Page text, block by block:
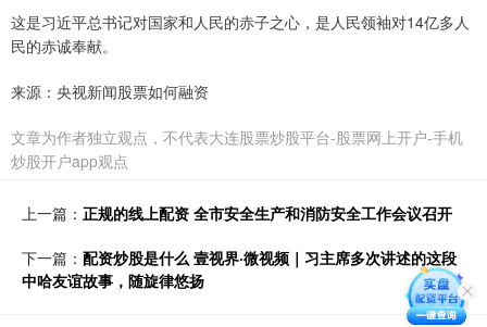
这是习近平总书记对国家和人民的赤子之心，是人民领袖对14亿多人
民的赤诚奉献。
来源：央视新闻股票如何融资
文章为作者独立观点，不代表大连股票炒股平台-股票网上开户-手机
炒股开户app观点
上一篇： 正规的线上配资 全市安全生产和消防安全工作会议召开
下一篇： 配资炒股是什么 壹视界·微视频｜习主席多次讲述的这段
中哈友谊故事，随旋律悠扬